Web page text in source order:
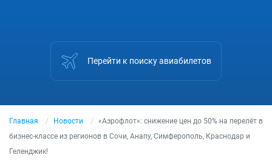
Перейти к поиску авиабилетов
Главная Новости
«Аэрофлот»: снижение цен до 50% на перелёт в
бизнес-классе из регионов в Сочи, Анапу, Симферополь, Краснодар и
Геленджик!